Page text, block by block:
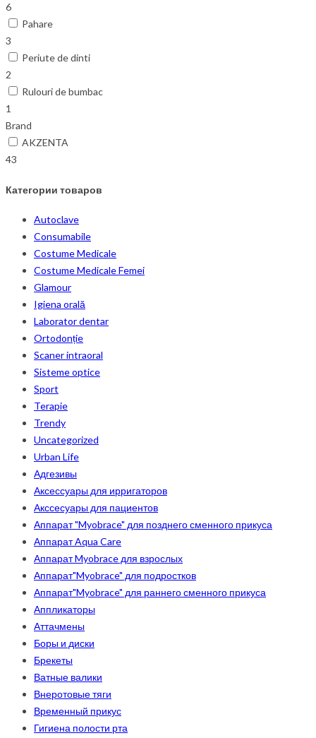
6
Pahare
3
Periute de dinti
2
Rulouri de bumbac
1
Brand
AKZENTA
43
Категории товаров
Autoclave
Consumabile
Costume Medicale
Costume Medicale Femei
Glamour
Igiena orală
Laborator dentar
Ortodonție
Scaner intraoral
Sisteme optice
Sport
Terapie
Trendy
Uncategorized
Urban Life
Адгезивы
Аксессуары для ирригаторов
Акссесуары для пациентов
Аппарат "Myobrace" для позднего сменного прикуса
Аппарат Aqua Care
Аппарат Myobrace для взрослых
Аппарат"Myobrace" для подростков
Аппарат"Myobrace" для раннего сменного прикуса
Аппликаторы
Аттачмены
Боры и диски
Брекеты
Ватные валики
Внеротовые тяги
Временный прикус
Гигиена полости рта